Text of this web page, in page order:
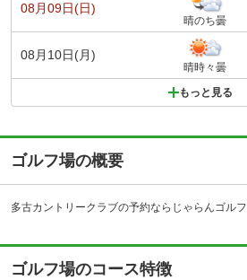
08月09日(日)
晴のち曇
08月10日(月)
晴時々曇
もっと見る
ゴルフ場の概要
ゴルフ場のコース特徴